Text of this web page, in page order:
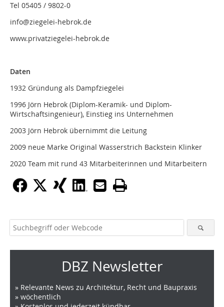
Tel 05405 / 9802-0
info@ziegelei-hebrok.de
www.privatziegelei-hebrok.de
Daten
1932 Gründung als Dampfziegelei
1996 Jörn Hebrok (Diplom-Keramik- und Diplom-
Wirtschaftsingenieur), Einstieg ins Unternehmen
2003 Jörn Hebrok übernimmt die Leitung
2009 neue Marke Original Wasserstrich Backstein Klinker
2020 Team mit rund 43 Mitarbeiterinnen und Mitarbeitern
DBZ Newsletter
» Relevante News zu Architektur, Recht und Baupraxis
» wöchentlich